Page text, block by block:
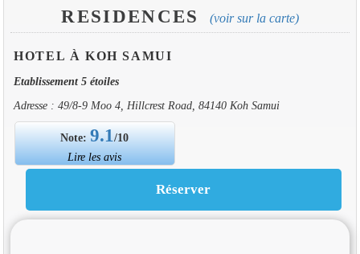
RESIDENCES
(voir sur la carte)
HOTEL À KOH SAMUI
Etablissement 5 étoiles
Adresse : 49/8-9 Moo 4, Hillcrest Road, 84140 Koh Samui
Note:9.1/10
Lire les avis